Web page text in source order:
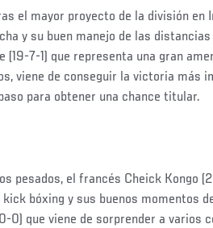
el mayor proyecto de la división en
y su buen manejo de las
(19-7-1) que representa una gran
viene de conseguir la victoria más
para obtener una chance titular.
pesados, el francés Cheick Kongo
bóxing y sus buenos momentos
0) que viene de sorprender a varios